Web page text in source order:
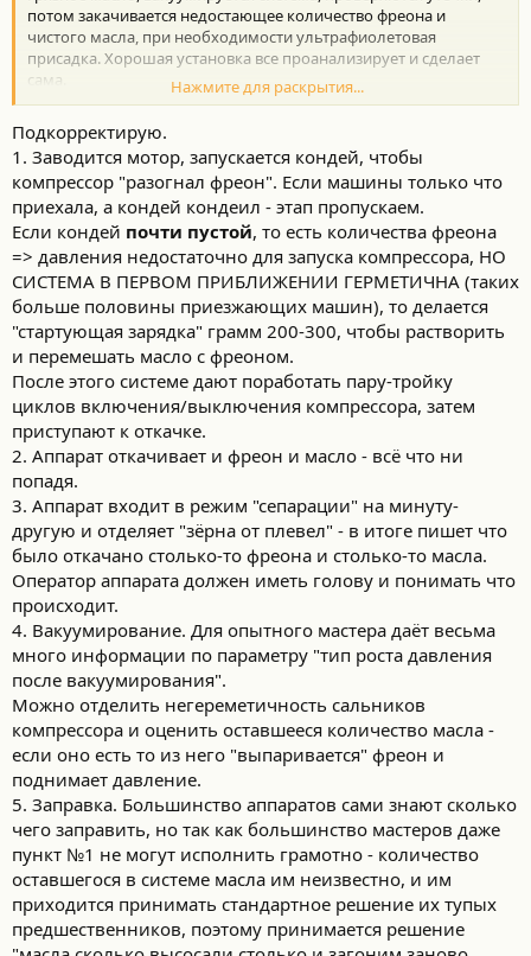
потом закачивается недостающее количество фреона и
чистого масла, при необходимости ультрафиолетовая
присадка. Хорошая установка все проанализирует и сделает
сама.
Только не надо делать в гараже на убогом необслуженном
кондиционирования стоит очень недешево!
Нажмите для раскрытия...
Подкорректирую.
1. Заводится мотор, запускается кондей, чтобы
компрессор "разогнал фреон". Если машины только что
приехала, а кондей кондеил - этап пропускаем.
Если кондей почти пустой, то есть количества фреона
=> давления недостаточно для запуска компрессора, НО
СИСТЕМА В ПЕРВОМ ПРИБЛИЖЕНИИ ГЕРМЕТИЧНА (таких
больше половины приезжающих машин), то делается
"стартующая зарядка" грамм 200-300, чтобы растворить
и перемешать масло с фреоном.
После этого системе дают поработать пару-тройку
циклов включения/выключения компрессора, затем
приступают к откачке.
2. Аппарат откачивает и фреон и масло - всё что ни
попадя.
3. Аппарат входит в режим "сепарации" на минуту-
другую и отделяет "зёрна от плевел" - в итоге пишет что
было откачано столько-то фреона и столько-то масла.
Оператор аппарата должен иметь голову и понимать что
происходит.
4. Вакуумирование. Для опытного мастера даёт весьма
много информации по параметру "тип роста давления
после вакуумирования".
Можно отделить негереметичность сальников
компрессора и оценить оставшееся количество масла -
если оно есть то из него "выпаривается" фреон и
поднимает давление.
5. Заправка. Большинство аппаратов сами знают сколько
чего заправить, но так как большинство мастеров даже
пункт №1 не могут исполнить грамотно - количество
оставшегося в системе масла им неизвестно, и им
приходится принимать стандартное решение их тупых
предшественников, поэтому принимается решение